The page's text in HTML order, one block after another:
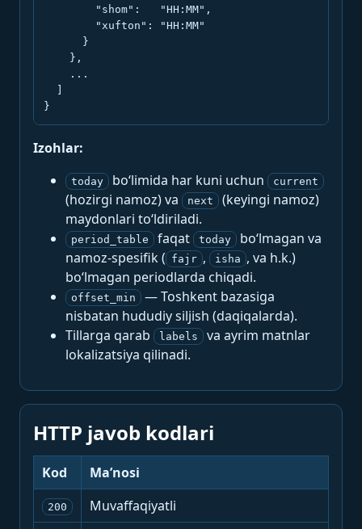
        "shom":   "HH:MM",
        "xufton": "HH:MM"
      }
    },
    ...
}
Izohlar:
today bo‘limida har kuni uchun current
(hozirgi namoz) va next
(keyingi namoz)
maydonlari to‘ldiriladi.
period_table faqat today
bo‘lmagan va
namoz-spesifik ( fajr , isha , va h.k.)
bo‘lmagan periodlarda chiqadi.
offset_min
— Toshkent bazasiga
nisbatan hududiy siljish (daqiqalarda).
Tillarga qarab
labels
va ayrim matnlar
lokalizatsiya qilinadi.
HTTP javob kodlari
Kod Ma’nosi
200 Muvaffaqiyatli